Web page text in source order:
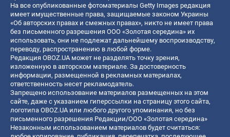
На все опубликованные фотоматериалы Getty Images редакция
имеет имущественные права, защищаемые законом Украины
«Об авторских правах и смежных правах», никто не имеет права
без письменного разрешения ООО «Золотая середина» их
использовать, они не подлежат дальнейшему воспроизводству,
переводу, распространению в любой форме.
Редакция OBOZ.UA может не разделять точку зрения,
изложенную в авторском материале. За достоверность
информации, размещенной в рекламных материалах,
ответственность несет рекламодатель.
Запрещено использование материалов размещенных на этом
сайте, даже с указанием гиперссылки на страницу этого сайта,
логотипа OBOZ.UA или любого другого упоминания, но без
письменного разрешения Редакции/ООО «Золотая середина»
Незаконным использованием материалов будет считаться: